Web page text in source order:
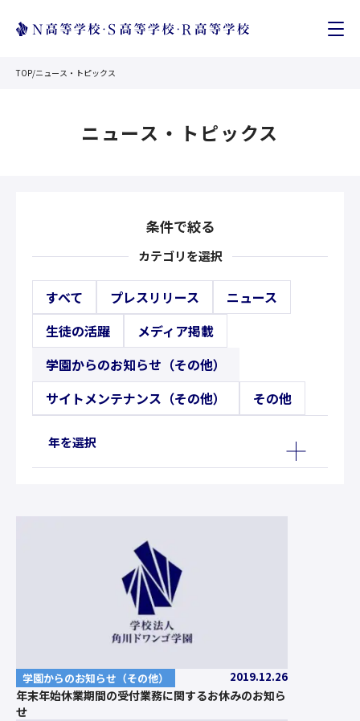
TOP/ニュース・トピックス
ニュース・トピックス
条件で絞る
カテゴリを選択
すべて プレスリリース
ニュース
生徒の活躍
メディア掲載
学園からのお知らせ（その他）
サイトメンテナンス（その他）
その他
年を選択
学園からのお知らせ（その他） 2019.12.26
年末年始休業期間の受付業務に関するお休みのお知ら
せ